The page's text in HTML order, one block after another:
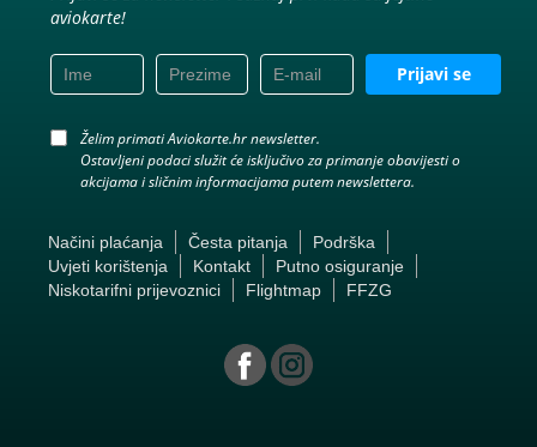
aviokarte!
Prijavi se
Želim primati Aviokarte.hr newsletter.
Ostavljeni podaci služit će isključivo za primanje obavijesti o
akcijama i sličnim informacijama putem newslettera.
Načini plaćanja Česta pitanja
Podrška
Uvjeti korištenja
Kontakt
Putno osiguranje
Niskotarifni prijevoznici
Flightmap FFZG